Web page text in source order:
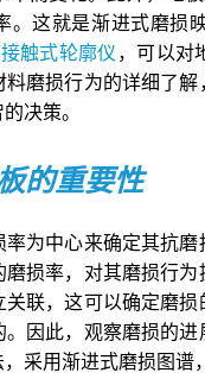
这就是渐进式磨损
触式轮廓仪 ，可以对
磨损行为的详细了
决策。
的重要性
为中心来确定其抗
损率，对其磨损行
联，这可以确定磨
因此，观察磨损的
采用渐进式磨损图